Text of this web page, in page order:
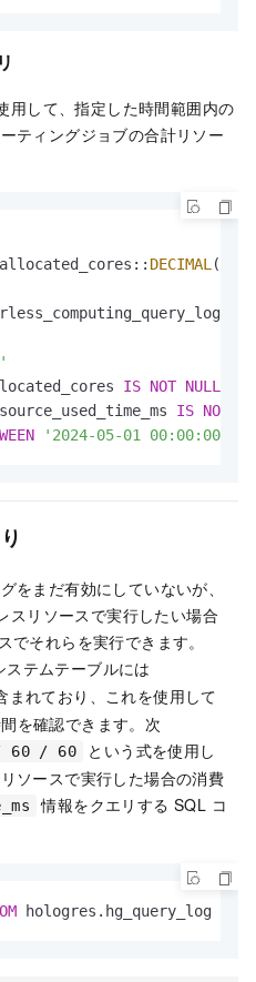
用して、指定した時間範囲内の
ティングジョブの合計リソー
DECIMAL(
IS NOT NULL
IS NOT
'2024-05-01 00:00:00+08'
をまだ有効にしていないが、
スリソースで実行したい場合
それらを実行できます。
ステムテーブルには
まれており、これを使用して
を確認できます。次
60 / 60
という式を使用し
ソースで実行した場合の消費
情報をクエリする SQL コ
hologres.hg_query_log